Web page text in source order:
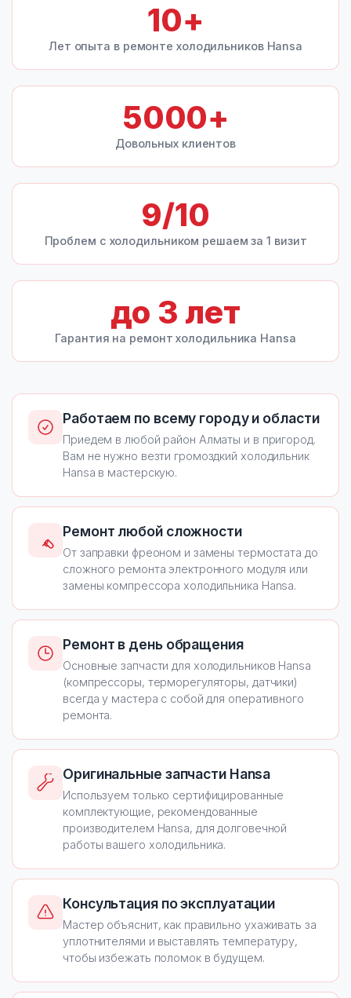
10+
Лет опыта в ремонте холодильников Hansa
5000+
Довольных клиентов
9/10
Проблем с холодильником решаем за 1 визит
до 3 лет
Гарантия на ремонт холодильника Hansa
Работаем по всему городу и области
Приедем в любой район Алматы и в пригород.
Вам не нужно везти громоздкий холодильник
Hansa в мастерскую.
Ремонт любой сложности
От заправки фреоном и замены термостата до
сложного ремонта электронного модуля или
замены компрессора холодильника Hansa.
Ремонт в день обращения
Основные запчасти для холодильников Hansa
(компрессоры, терморегуляторы, датчики)
всегда у мастера с собой для оперативного
ремонта.
Оригинальные запчасти Hansa
Используем только сертифицированные
комплектующие, рекомендованные
производителем Hansa, для долговечной
работы вашего холодильника.
Консультация по эксплуатации
Мастер объяснит, как правильно ухаживать за
уплотнителями и выставлять температуру,
чтобы избежать поломок в будущем.